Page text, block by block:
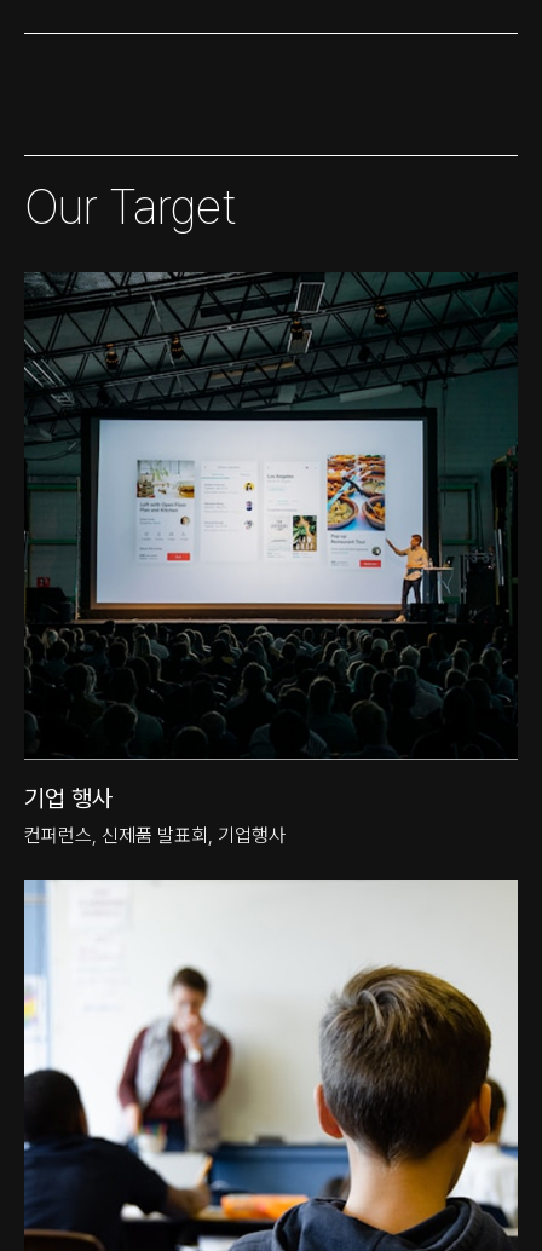
Our Target
기업 행사
컨퍼런스, 신제품 발표회, 기업행사